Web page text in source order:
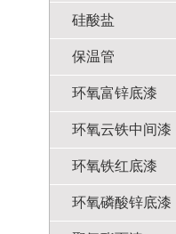
硅酸盐
保温管
环氧富锌底漆
环氧云铁中间漆
环氧铁红底漆
环氧磷酸锌底漆